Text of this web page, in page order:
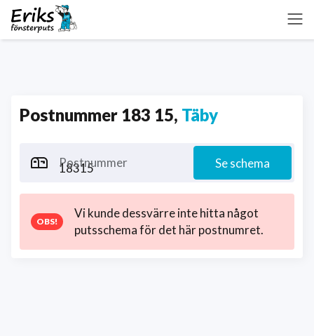
Postnummer 183 15, Täby
Postnummer Se schema
Vi kunde dessvärre inte hitta något
putsschema för det här postnumret.